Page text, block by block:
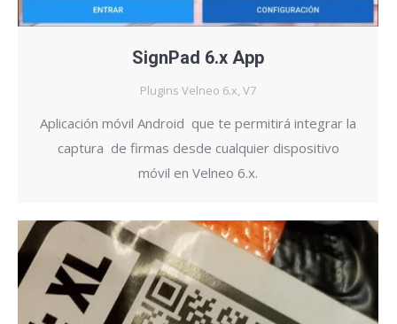
SignPad 6.x App
Plugins Velneo 6.x, V7
Aplicación móvil Android que te permitirá integrar la
captura de firmas desde cualquier dispositivo
móvil en Velneo 6.x.